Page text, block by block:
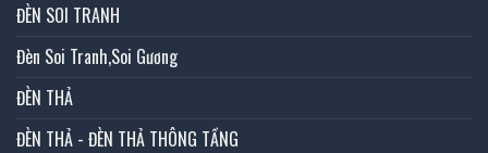
ĐÈN SOI TRANH
Đèn Soi Tranh,Soi Gương
ĐÈN THẢ
ĐÈN THẢ - ĐÈN THẢ THÔNG TẦNG